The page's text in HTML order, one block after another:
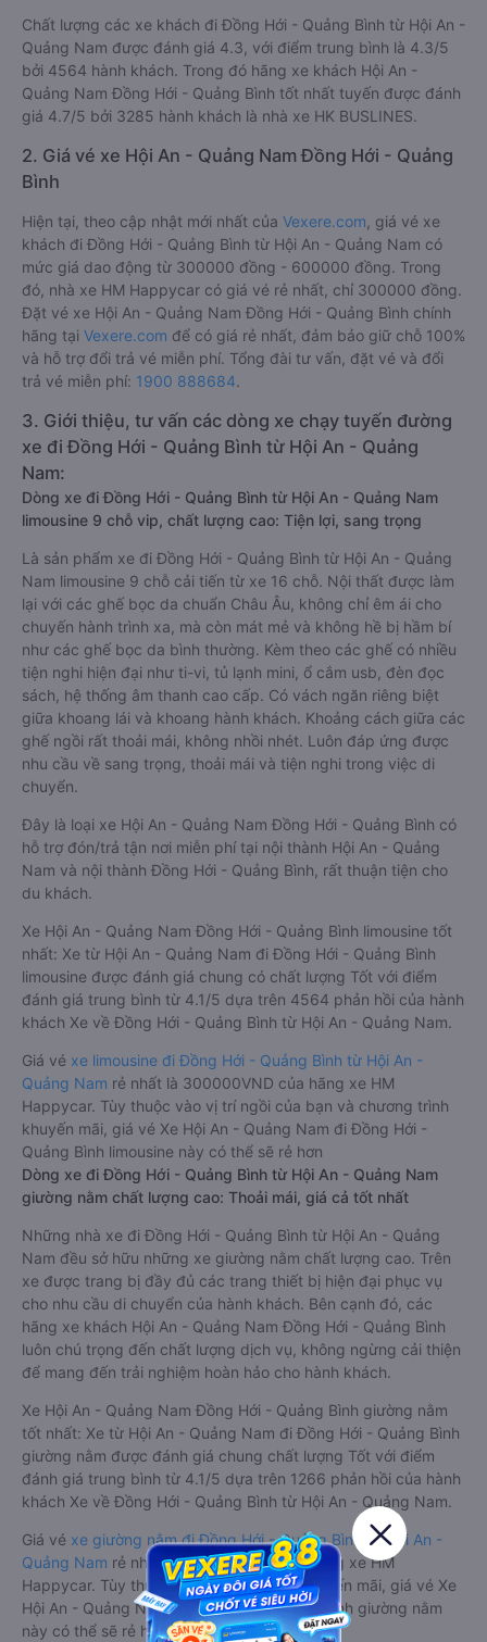
Chất lượng các xe khách đi Đồng Hới - Quảng Bình từ Hội An -
Quảng Nam được đánh giá 4.3, với điểm trung bình là 4.3/5
bởi 4564 hành khách. Trong đó hãng xe khách Hội An -
Quảng Nam Đồng Hới - Quảng Bình tốt nhất tuyến được đánh
giá 4.7/5 bởi 3285 hành khách là nhà xe HK BUSLINES.
2. Giá vé xe Hội An - Quảng Nam Đồng Hới - Quảng
Bình
Hiện tại, theo cập nhật mới nhất của Vexere.com , giá vé xe
khách đi Đồng Hới - Quảng Bình từ Hội An - Quảng Nam có
mức giá dao động từ 300000 đồng - 600000 đồng. Trong
đó, nhà xe HM Happycar có giá vé rẻ nhất, chỉ 300000 đồng.
Đặt vé xe Hội An - Quảng Nam Đồng Hới - Quảng Bình chính
hãng tại Vexere.com để có giá rẻ nhất, đảm bảo giữ chỗ 100%
và hỗ trợ đổi trả vé miễn phí. Tổng đài tư vấn, đặt vé và đổi
trả vé miễn phí: 1900 888684.
3. Giới thiệu, tư vấn các dòng xe chạy tuyến đường
xe đi Đồng Hới - Quảng Bình từ Hội An - Quảng
Nam:
Dòng xe đi Đồng Hới - Quảng Bình từ Hội An - Quảng Nam
limousine 9 chỗ vip, chất lượng cao: Tiện lợi, sang trọng
Là sản phẩm xe đi Đồng Hới - Quảng Bình từ Hội An - Quảng
Nam limousine 9 chỗ cải tiến từ xe 16 chỗ. Nội thất được làm
lại với các ghế bọc da chuẩn Châu Âu, không chỉ êm ái cho
chuyến hành trình xa, mà còn mát mẻ và không hề bị hầm bí
như các ghế bọc da bình thường. Kèm theo các ghế có nhiều
tiện nghi hiện đại như ti-vi, tủ lạnh mini, ổ cắm usb, đèn đọc
sách, hệ thống âm thanh cao cấp. Có vách ngăn riêng biệt
giữa khoang lái và khoang hành khách. Khoảng cách giữa các
ghế ngồi rất thoải mái, không nhồi nhét. Luôn đáp ứng được
nhu cầu về sang trọng, thoải mái và tiện nghi trong việc di
chuyển.
Đây là loại xe Hội An - Quảng Nam Đồng Hới - Quảng Bình có
hỗ trợ đón/trả tận nơi miễn phí tại nội thành Hội An - Quảng
Nam và nội thành Đồng Hới - Quảng Bình, rất thuận tiện cho
du khách.
Xe Hội An - Quảng Nam Đồng Hới - Quảng Bình limousine tốt
nhất: Xe từ Hội An - Quảng Nam đi Đồng Hới - Quảng Bình
limousine được đánh giá chung có chất lượng Tốt với điểm
đánh giá trung bình từ 4.1/5 dựa trên 4564 phản hồi của hành
khách Xe về Đồng Hới - Quảng Bình từ Hội An - Quảng Nam.
Giá vé xe limousine đi Đồng Hới - Quảng Bình từ Hội An -
Quảng Nam rẻ nhất là 300000VND của hãng xe HM
Happycar. Tùy thuộc vào vị trí ngồi của bạn và chương trình
khuyến mãi, giá vé Xe Hội An - Quảng Nam đi Đồng Hới -
Quảng Bình limousine này có thể sẽ rẻ hơn
Dòng xe đi Đồng Hới - Quảng Bình từ Hội An - Quảng Nam
giường nằm chất lượng cao: Thoải mái, giá cả tốt nhất
Những nhà xe đi Đồng Hới - Quảng Bình từ Hội An - Quảng
Nam đều sở hữu những xe giường nằm chất lượng cao. Trên
xe được trang bị đầy đủ các trang thiết bị hiện đại phục vụ
cho nhu cầu di chuyển của hành khách. Bên cạnh đó, các
hãng xe khách Hội An - Quảng Nam Đồng Hới - Quảng Bình
luôn chú trọng đến chất lượng dịch vụ, không ngừng cải thiện
để mang đến trải nghiệm hoàn hảo cho hành khách.
Xe Hội An - Quảng Nam Đồng Hới - Quảng Bình giường nằm
tốt nhất: Xe từ Hội An - Quảng Nam đi Đồng Hới - Quảng Bình
giường nằm được đánh giá chung chất lượng Tốt với điểm
đánh giá trung bình từ 4.1/5 dựa trên 1266 phản hồi của hành
khách Xe về Đồng Hới - Quảng Bình từ Hội An - Quảng Nam.
Giá vé xe giường nằm đi Đồng Hới - Quảng Bình từ Hội An -
Quảng Nam rẻ nhất là 300000VND của hãng xe HM
Happycar. Tùy thuộc vào chương trình khuyến mãi, giá vé Xe
Hội An - Quảng Nam đi Đồng Hới - Quảng Bình giường nằm
này có thể sẽ rẻ hơn.